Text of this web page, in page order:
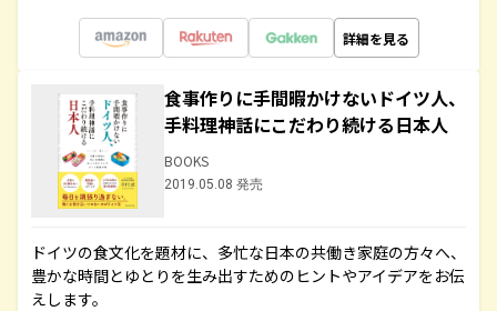
詳細を見る
食事作りに手間暇かけないドイツ人、
手料理神話にこだわり続ける日本人
BOOKS
2019.05.08 発売
ドイツの食文化を題材に、多忙な日本の共働き家庭の方々へ、
豊かな時間とゆとりを生み出すためのヒントやアイデアをお伝
えします。